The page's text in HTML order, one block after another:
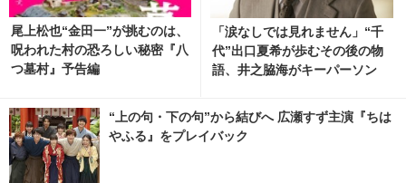
尾上松也“金田一”が挑むのは、
呪われた村の恐ろしい秘密『八
つ墓村』予告編
「涙なしでは見れません」“千
代”出口夏希が歩むその後の物
語、井之脇海がキーパーソン
出会いたい。』 1枚目の写真・
画像 | cinemacafe.net
“上の句・下の句”から結びへ 広瀬すず主演『ちは
やふる』をプレイバック